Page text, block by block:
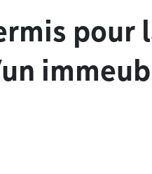
pour